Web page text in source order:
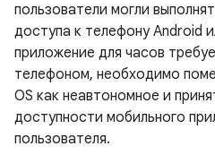
пользователи могли
доступа к телефону Android
приложение для часов
телефоном, необходимо
OS как неавтономное и
доступности мобильного
пользователя.